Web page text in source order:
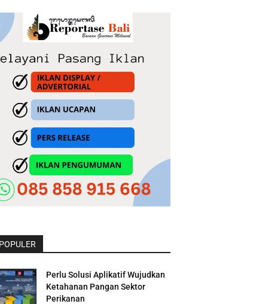
Perlu Solusi Aplikatif Wujudkan
Ketahanan Pangan Sektor
Perikanan